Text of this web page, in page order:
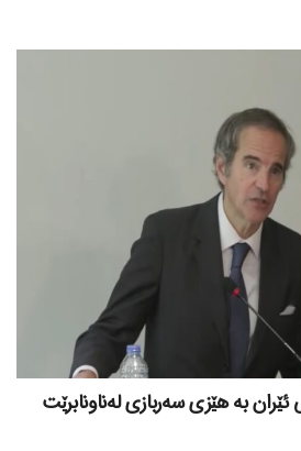
بە هێزی سەربازی لەناونابرێت